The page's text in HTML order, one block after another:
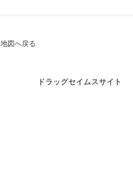
地図へ戻る
ドラッグセイムスサイト